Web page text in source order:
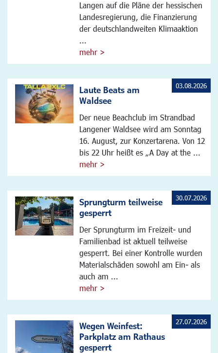
Langen auf die Pläne der hessischen
Landesregierung, die Finanzierung
der deutschlandweiten Klimaaktion
...
mehr >
Laute Beats am
Waldsee
Der neue Beachclub im Strandbad
Langener Waldsee wird am Sonntag
16. August, zur Konzertarena. Von 12
bis 22 Uhr heißt es „A Day at the ...
mehr >
03.08.2026
Sprungturm teilweise
gesperrt
Der Sprungturm im Freizeit- und
Familienbad ist aktuell teilweise
gesperrt. Bei einer Kontrolle wurden
Materialschäden sowohl am Ein- als
auch am ...
mehr >
30.07.2026
Wegen Weinfest:
Parkplatz am Rathaus
gesperrt
27.07.2026